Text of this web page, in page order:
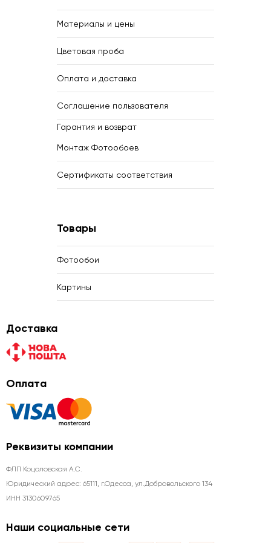
Материалы и цены
Цветовая проба
Оплата и доставка
Соглашение пользователя
Гарантия и возврат
Монтаж Фотообоев
Сертификаты соответствия
Товары
Фотообои
Картины
Доставка
Оплата
Реквизиты компании
ФЛП Коцоловская А.С.
Юридический адрес: 65111, г.Одесса, ул.Добровольского 134
ИНН 3130609765
Наши социальные сети